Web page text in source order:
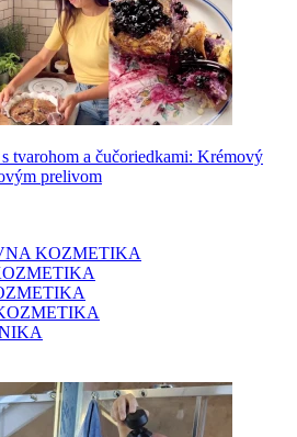
tvarohom a čučoriedkami: Krémový
prelivom
KOZMETIKA